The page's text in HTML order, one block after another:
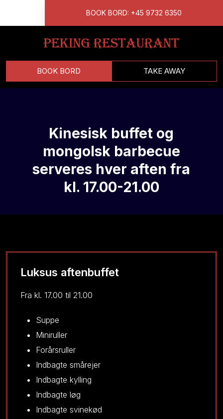
BOOK BORD: +45 9732 6350
BOOK BORD TAKE AWAY
​Kinesisk buffet og
mongolsk barbecue
serveres hver aften fra
kl. 17.00-21.00
Luksus aftenbuffet​
Fra kl. 17.00 til 21.00​​
Suppe​
Miniruller
Forårsruller
Indbagte smårejer
Indbagte kylling
Indbagte løg
Indbagte svinekød